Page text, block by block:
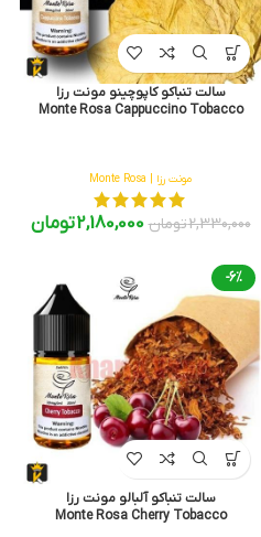
سالت تنباکو کاپوچینو مونت رزا
Monte Rosa Cappuccino Tobacco
مونت رزا | Monte Rosa
2,330,000تومان 2,180,000تومان
-6%
سالت تنباکو آلبالو مونت رزا
Monte Rosa Cherry Tobacco